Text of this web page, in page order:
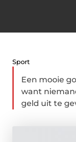
Sport
Een mooie
want
geld uit te